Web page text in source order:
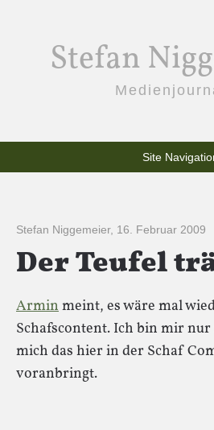
Stefan
Site
Stefan Niggemeier, 16. Februar 2009
Der Teufel
Arminmeint, es wäre mal
Schafscontent. Ich bin mir
mich das hier in der Schaf
voranbringt.